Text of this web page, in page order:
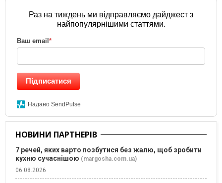
Раз на тиждень ми відправляємо дайджест з
найпопулярнішими статтями.
Ваш email *
Підписатися
Надано SendPulse
НОВИНИ ПАРТНЕРІВ
7 речей, яких варто позбутися без жалю, щоб зробити
кухню сучаснішою (margosha.com.ua)
06.08.2026